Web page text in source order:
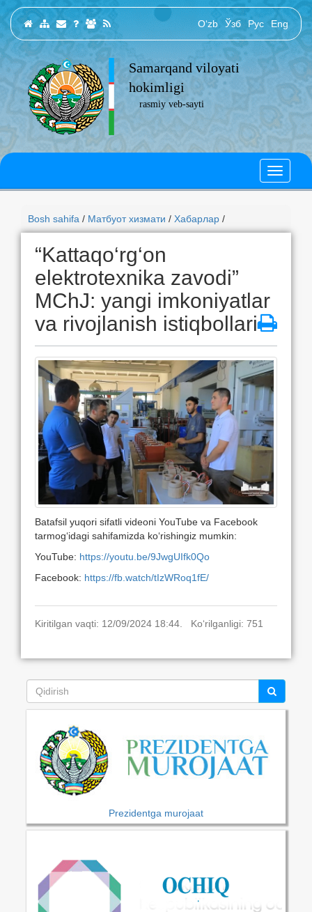
O‘zb Ўзб Рус Eng
Samarqand viloyati
hokimligi
rasmiy veb-sayti
Bosh sahifa / Матбуот хизмати / Хабарлар /
“Kattaqo‘rg‘on
elektrotexnika zavodi”
MChJ: yangi imkoniyatlar
va rivojlanish istiqbollari
Batafsil yuqori sifatli videoni YouTube va Facebook
tarmog‘idagi sahifamizda ko‘rishingiz mumkin:
YouTube: https://youtu.be/9JwgUIfk0Qo
Facebook: https://fb.watch/tIzWRoq1fE/
Kiritilgan vaqti: 12/09/2024 18:44. Ko‘rilganligi: 751
Prezidentga murojaat